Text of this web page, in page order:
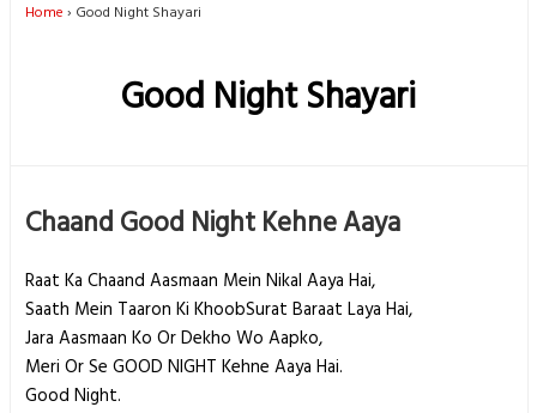
Home Good Night Shayari
Good Night Shayari
Chaand Good Night Kehne Aaya
Raat Ka Chaand Aasmaan Mein Nikal Aaya Hai,
Saath Mein Taaron Ki KhoobSurat Baraat Laya Hai,
Jara Aasmaan Ko Or Dekho Wo Aapko,
Meri Or Se GOOD NIGHT Kehne Aaya Hai.
Good Night.